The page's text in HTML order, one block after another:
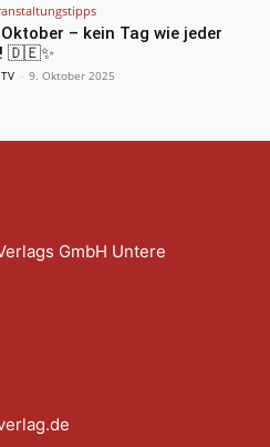
Oktober – kein Tag wie jeder
🇩🇪✨
- 9. Oktober 2025
GmbH Untere